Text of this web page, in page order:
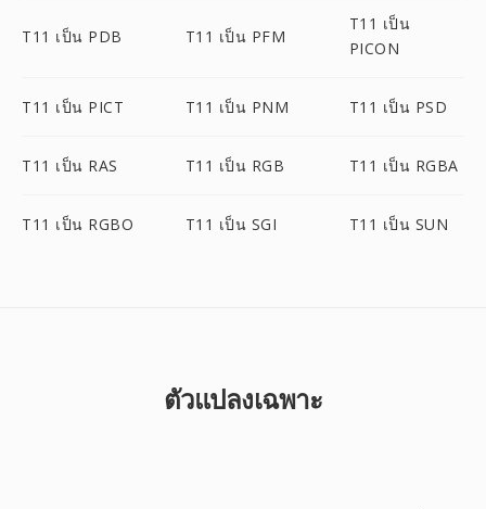
T11 เป็น PDB T11 เป็น PFM
T11 เป็น
PICON
T11 เป็น PICT T11 เป็น PNM T11 เป็น PSD
T11 เป็น RAS T11 เป็น RGB T11 เป็น RGBA
T11 เป็น RGBO T11 เป็น SGI T11 เป็น SUN
ตัวแปลงเฉพาะ